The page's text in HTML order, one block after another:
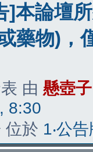
]本論壇
藥物)，
由 懸壺子
8:30
位於 1‧公告